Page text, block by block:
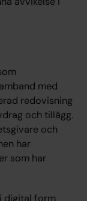
med
redovisning
och tillägg.
och
har
som har
digital form